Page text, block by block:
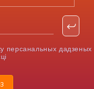
персанальных дадзеных